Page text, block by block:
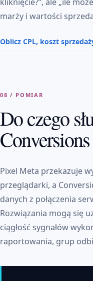
marży i wartości
Oblicz CPL, koszt
08 / POMIAR
Do czego
Pixel Meta przekazuje
przeglądarki, a
danych z połączenia
Rozwiązania mogą się
ciągłość sygnałów
raportowania, grup